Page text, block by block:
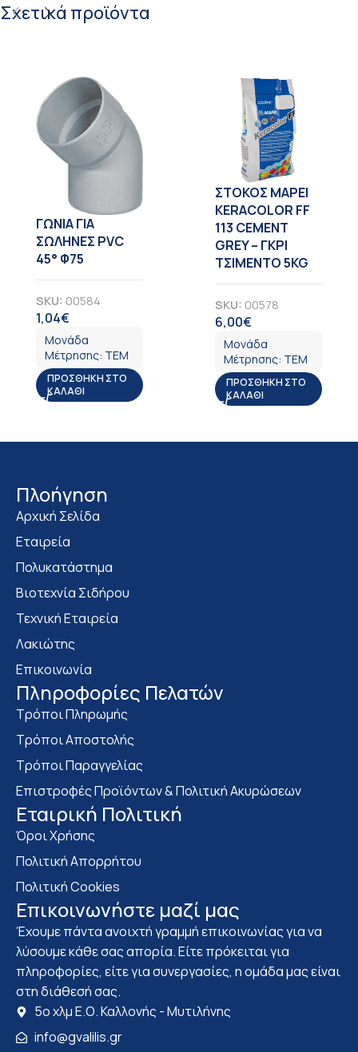
Σχετικά προϊόντα
ΓΩΝΙΑ ΓΙΑ
ΣΩΛΗΝΕΣ PVC
45° Φ75
SKU: 00584
1,04€
Μονάδα
Μέτρησης: ΤΕΜ
ΠΡΟΣΘΉΚΗ ΣΤΟ
ΚΑΛΆΘΙ
ΣΤΟΚΟΣ MAPEI
KERACOLOR FF
113 CEMENT
GREY – ΓΚΡΙ
ΤΣΙΜΕΝΤΟ 5KG
SKU: 00578
6,00€
Μονάδα
Μέτρησης: ΤΕΜ
ΠΡΟΣΘΉΚΗ ΣΤΟ
ΚΑΛΆΘΙ
Πλοήγηση
Αρχική Σελίδα
Εταιρεία
Πολυκατάστημα
Bιοτεχνία Σιδήρου
Τεχνική Εταιρεία
Λακιώτης
Επικοινωνία
Πληροφορίες Πελατών
Τρόποι Πληρωμής
Τρόποι Αποστολής
Τρόποι Παραγγελίας
Επιστροφές Προϊόντων & Πολιτική Ακυρώσεων
Eταιρική Πολιτική
Όροι Χρήσης
Πολιτική Απορρήτου
Πολιτική Cookies
Επικοινωνήστε μαζί μας
Έχουμε πάντα ανοιχτή γραμμή επικοινωνίας για να
λύσουμε κάθε σας απορία. Είτε πρόκειται για
πληροφορίες, είτε για συνεργασίες, η ομάδα μας είναι
στη διάθεσή σας.
5ο χλμ Ε.Ο. Καλλονής - Μυτιλήνης
info@gvalilis.gr